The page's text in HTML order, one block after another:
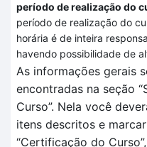
período de realização do
período de realização do
horária é de inteira
havendo possibilidade de
As informações gerais
encontradas na seção
Curso”. Nela você
itens descritos e
“Certificação do